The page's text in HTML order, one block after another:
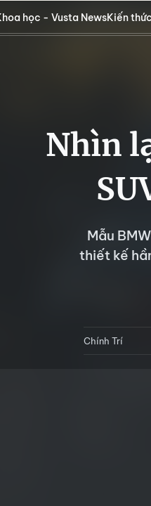
học - Vusta NewsKiến
Nhìn
Mẫu
thiết kế
Chính Trí